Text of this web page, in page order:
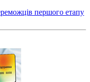
першого етапу